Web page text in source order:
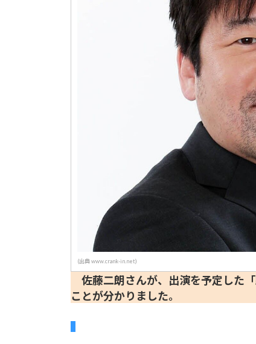
(出典 www.crank-in.net)
佐藤二朗さんが、出演を予定した
ことが分かりました。